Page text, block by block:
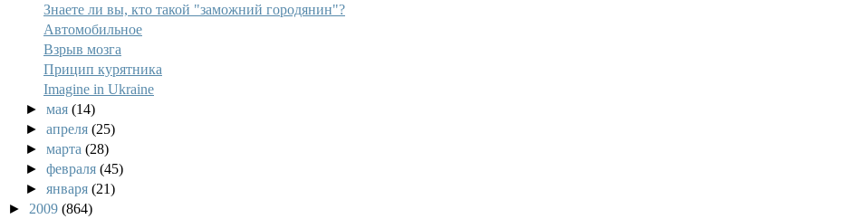
Знаете ли вы, кто такой "заможний городянин"?
Автомобильное
Взрыв мозга
Прицип курятника
Imagine in Ukraine
►мая(14)
►апреля(25)
►марта(28)
►февраля(45)
►января(21)
► 2009 (864)